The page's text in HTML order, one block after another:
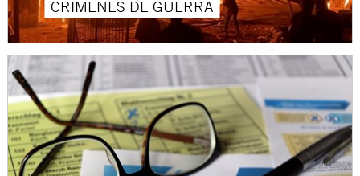
CRIMENES DE GUERRA